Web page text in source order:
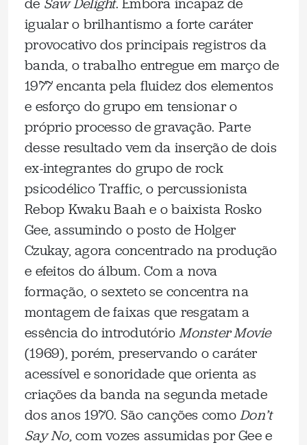
igualar o brilhantismo a forte caráter
provocativo dos principais registros da
banda, o trabalho entregue em março de
1977 encanta pela fluidez dos elementos
e esforço do grupo em tensionar o
próprio processo de gravação. Parte
desse resultado vem da inserção de dois
ex-integrantes do grupo de rock
psicodélico Traffic, o percussionista
Rebop Kwaku Baah e o baixista Rosko
Gee, assumindo o posto de Holger
Czukay, agora concentrado na produção
e efeitos do álbum. Com a nova
formação, o sexteto se concentra na
montagem de faixas que resgatam a
essência do introdutórioMonster Movie
(1969), porém, preservando o caráter
acessível e sonoridade que orienta as
criações da banda na segunda metade
dos anos 1970. São canções comoDon’t
Say No, com vozes assumidas por Gee e